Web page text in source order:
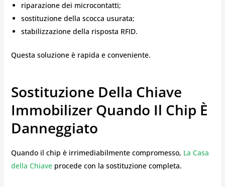
riparazione dei microcontatti;
sostituzione della scocca usurata;
stabilizzazione della risposta RFID.
Questa soluzione è rapida e conveniente.
Sostituzione Della Chiave
Immobilizer Quando Il Chip È
Danneggiato
Quando il chip è irrimediabilmente compromesso, La Casa
della Chiaveprocede con la sostituzione completa.